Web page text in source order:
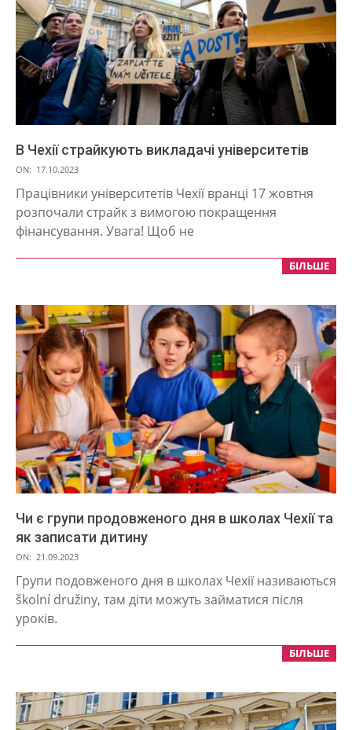
В Чехії страйкують викладачі університетів
2023-
10-
17
ON: 17.10.2023
Працівники університетів Чехії вранці 17 жовтня
розпочали страйк з вимогою покращення
фінансування. Увага! Щоб не
БІЛЬШЕ
Чи є групи продовженого дня в школах Чехії та
як записати дитину
2023-
09-
21
ON: 21.09.2023
Групи подовженого дня в школах Чехії називаються
školní družiny, там діти можуть займатися після
уроків.
БІЛЬШЕ